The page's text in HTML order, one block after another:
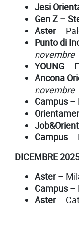
Jesi
Gen Z –
Aster–
Punto di
novembre
YOUNG –
Ancona
novembre
Campus –
Campus –
DICEMBRE 2025
Aster–
Campus –
Aster–